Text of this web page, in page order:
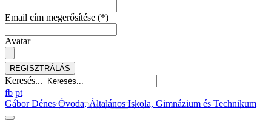
Email cím megerősítése (*)
Avatar
REGISZTRÁLÁS
Keresés...
fb pt
Gábor Dénes Óvoda, Általános Iskola, Gimnázium és Technikum